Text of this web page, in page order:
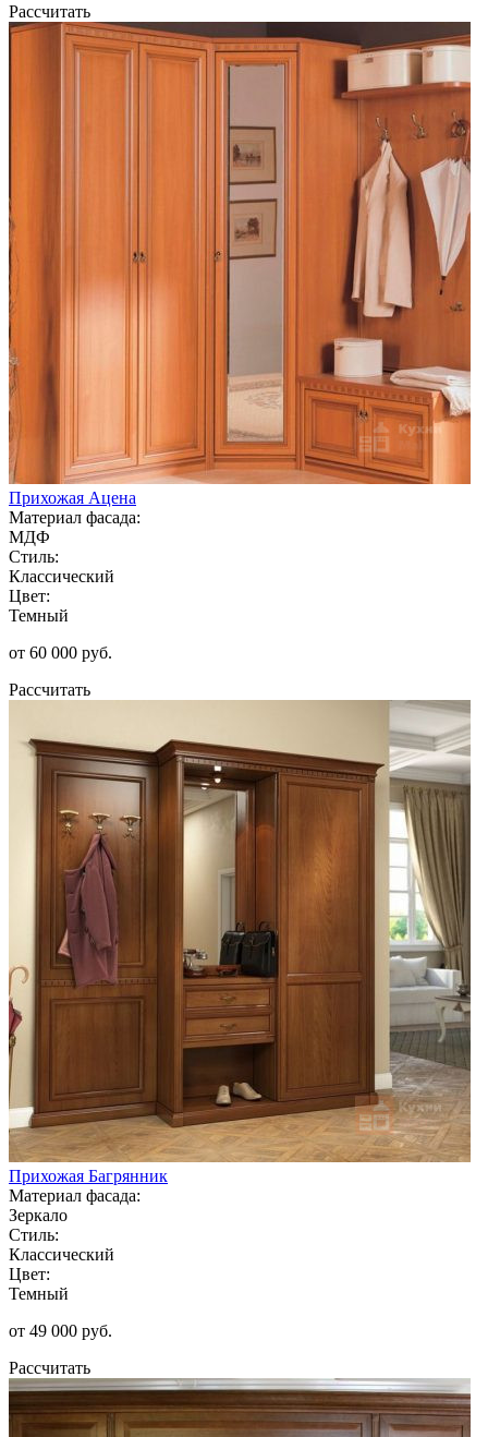
Рассчитать
Прихожая Ацена
Материал фасада:
МДФ
Стиль:
Классический
Цвет:
Темный
от 60 000 руб.
Рассчитать
Прихожая Багрянник
Материал фасада:
Зеркало
Стиль:
Классический
Цвет:
Темный
от 49 000 руб.
Рассчитать